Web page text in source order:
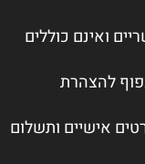
ואינם כוללים
להצהרת
אישיים ותשלום